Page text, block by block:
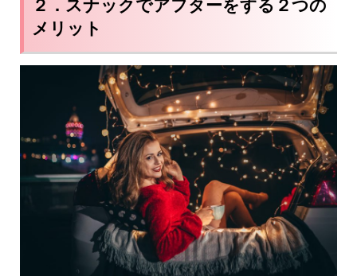
２．スナックでアフターをする２つの
メリット